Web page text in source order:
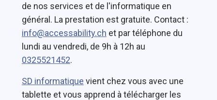
de nos services et de l'informatique en
général. La prestation est gratuite. Contact :
info@accessability.ch et par téléphone du
lundi au vendredi, de 9h à 12h au
0325521452.
SD informatique vient chez vous avec une
tablette et vous apprend à télécharger les